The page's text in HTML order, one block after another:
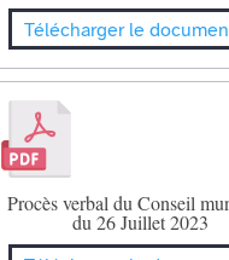
Télécharger le
Procès verbal du Conseil
du 26 Juillet 2023